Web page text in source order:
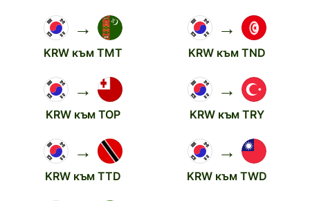
→
KRW към TMT
→
KRW към TND
→
KRW към TOP
→
KRW към TRY
→
KRW към TTD
→
KRW към TWD